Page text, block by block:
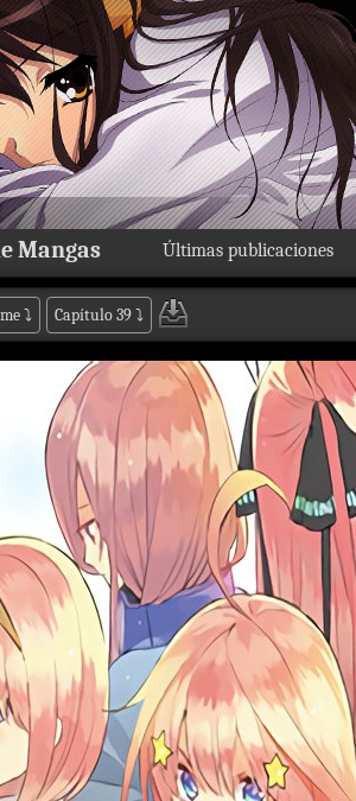
Últimas publicaciones
Mangas
⤵ Capítulo 39⤵